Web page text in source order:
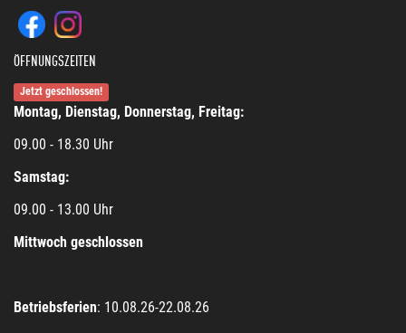
ÖFFNUNGSZEITEN
Jetzt geschlossen!
Montag, Dienstag, Donnerstag, Freitag:
09.00 - 18.30 Uhr
Samstag:
09.00 - 13.00 Uhr
Mittwoch geschlossen
Betriebsferien: 10.08.26-22.08.26